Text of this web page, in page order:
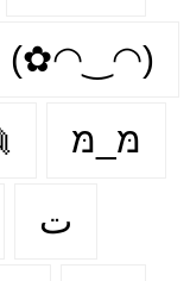
(✿◠‿◠)
מּ_מּ
ت